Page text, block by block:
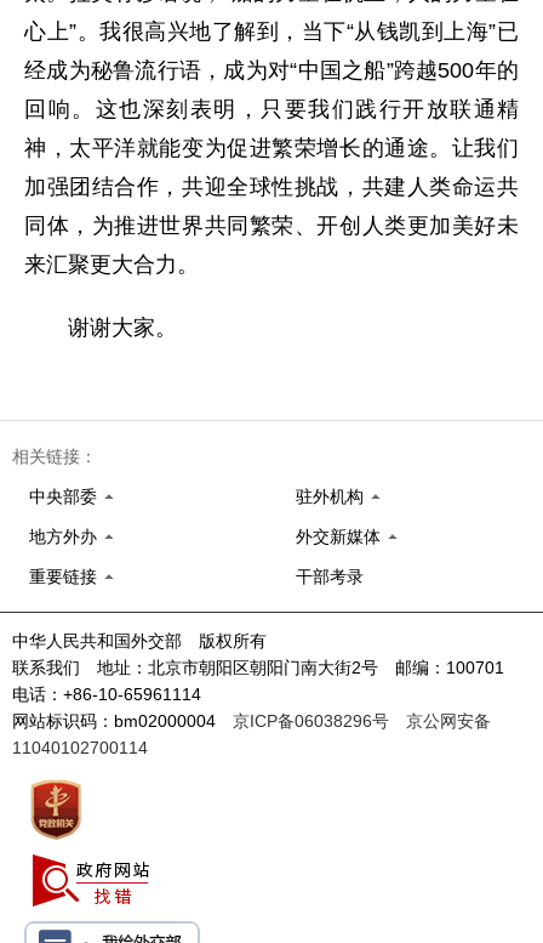
心上”。我很高兴地了解到，当下“从钱凯到上海”已
经成为秘鲁流行语，成为对“中国之船”跨越500年的
回响。这也深刻表明，只要我们践行开放联通精
神，太平洋就能变为促进繁荣增长的通途。让我们
加强团结合作，共迎全球性挑战，共建人类命运共
同体，为推进世界共同繁荣、开创人类更加美好未
来汇聚更大合力。
谢谢大家。
相关链接：
中央部委 驻外机构
地方外办 外交新媒体
重要链接 干部考录
中华人民共和国外交部 版权所有
联系我们 地址：北京市朝阳区朝阳门南大街2号 邮编：100701
电话：+86-10-65961114
网站标识码：bm02000004 京ICP备06038296号
京公网安备
11040102700114